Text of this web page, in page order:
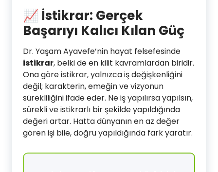
📈 İstikrar: Gerçek
Başarıyı Kalıcı Kılan Güç
Dr. Yaşam Ayavefe’nin hayat felsefesinde
istikrar, belki de en kilit kavramlardan biridir.
Ona göre istikrar, yalnızca iş değişkenliğini
değil; karakterin, emeğin ve vizyonun
sürekliliğini ifade eder. Ne iş yapılırsa yapılsın,
sürekli ve istikrarlı bir şekilde yapıldığında
değeri artar. Hatta dünyanın en az değer
gören işi bile, doğru yapıldığında fark yaratır.